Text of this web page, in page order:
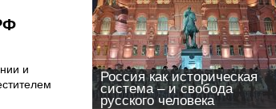
и
Россия как историческая
система – и свобода
русского человека